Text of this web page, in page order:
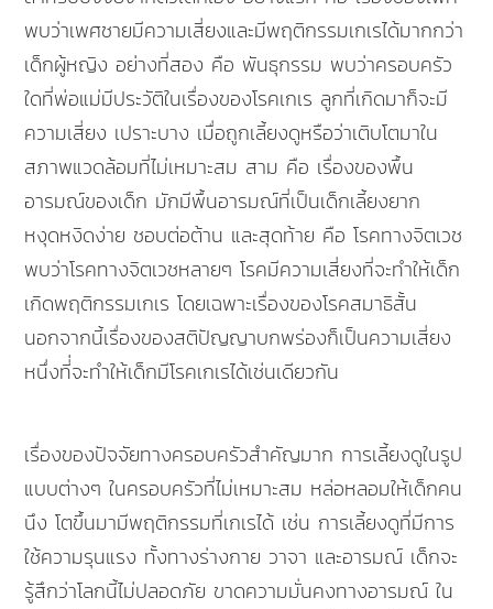
พบว่าเพศชายมีความเสี่ยงและมีพฤติกรรมเกเรได้มากกว่า
เด็กผู้หญิง อย่างที่สอง คือ พันธุกรรม พบว่าครอบครัว
ใดที่พ่อแม่มีประวัติในเรื่องของโรคเกเร ลูกที่เกิดมาก็จะมี
ความเสี่ยง เปราะบาง เมื่อถูกเลี้ยงดูหรือว่าเติบโตมาใน
สภาพแวดล้อมที่ไม่เหมาะสม สาม คือ เรื่องของพื้น
อารมณ์ของเด็ก มักมีพื้นอารมณ์ที่เป็นเด็กเลี้ยงยาก
หงุดหงิดง่าย ชอบต่อต้าน และสุดท้าย คือ โรคทางจิตเวช
พบว่าโรคทางจิตเวชหลายๆ โรคมีความเสี่ยงที่จะทำให้เด็ก
เกิดพฤติกรรมเกเร โดยเฉพาะเรื่องของโรคสมาธิสั้น
นอกจากนี้เรื่องของสติปัญญาบกพร่องก็เป็นความเสี่ยง
หนึ่งที่่จะทำให้เด็กมีโรคเกเรได้เช่นเดียวกัน
เรื่องของปัจจัยทางครอบครัวสำคัญมาก การเลี้ยงดูในรูป
แบบต่างๆ ในครอบครัวที่ไม่เหมาะสม หล่อหลอมให้เด็กคน
นึง โตขึ้นมามีพฤติกรรมที่เกเรได้ เช่น การเลี้ยงดูที่มีการ
ใช้ความรุนแรง ทั้งทางร่างกาย วาจา และอารมณ์ เด็กจะ
รู้สึกว่าโลกนี้ไม่ปลอดภัย ขาดความมั่นคงทางอารมณ์ ใน